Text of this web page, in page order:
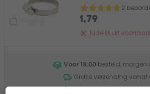
2
Tijdelijk uit voorraad
1,79
Voor 18:00 besteld, morgen
Gratis verzending vanaf
Eerlijk advies van onze